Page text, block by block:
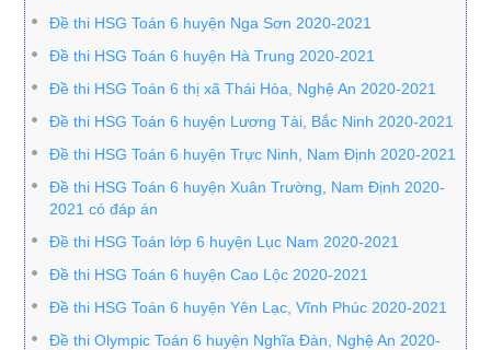
Đề thi HSG Toán 6 huyện Nga Sơn 2020-2021
Đề thi HSG Toán 6 huyện Hà Trung 2020-2021
Đề thi HSG Toán 6 thị xã Thái Hòa, Nghệ An 2020-2021
Đề thi HSG Toán 6 huyện Lương Tài, Bắc Ninh 2020-2021
Đề thi HSG Toán 6 huyện Trực Ninh, Nam Định 2020-2021
Đề thi HSG Toán 6 huyện Xuân Trường, Nam Định 2020-
2021 có đáp án
Đề thi HSG Toán lớp 6 huyện Lục Nam 2020-2021
Đề thi HSG Toán 6 huyện Cao Lộc 2020-2021
Đề thi HSG Toán 6 huyện Yên Lạc, Vĩnh Phúc 2020-2021
Đề thi Olympic Toán 6 huyện Nghĩa Đàn, Nghệ An 2020-